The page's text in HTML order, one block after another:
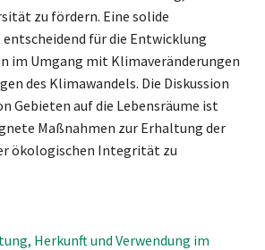
zu fördern. Eine solide
für die Entwicklung
im Umgang mit Klimaveränderungen
des Klimawandels. Die Diskussion
Gebieten auf die Lebensräume ist
Maßnahmen zur Erhaltung der
ökologischen Integrität zu
Herkunft und Verwendung im